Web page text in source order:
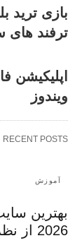
بازی ترید
ترفند های
اپلیکیشن
ویندوز
RECENT POSTS
آموزش
بهترین
2026 از نظر کاربران